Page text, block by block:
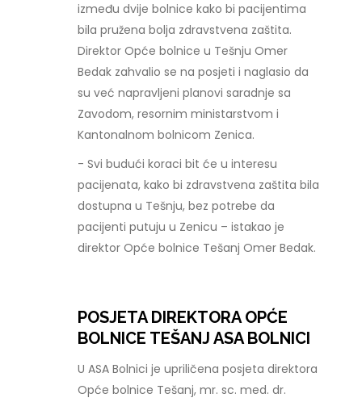
između dvije bolnice kako bi pacijentima
bila pružena bolja zdravstvena zaštita.
Direktor Opće bolnice u Tešnju Omer
Bedak zahvalio se na posjeti i naglasio da
su već napravljeni planovi saradnje sa
Zavodom, resornim ministarstvom i
Kantonalnom bolnicom Zenica.
- Svi budući koraci bit će u interesu
pacijenata, kako bi zdravstvena zaštita bila
dostupna u Tešnju, bez potrebe da
pacijenti putuju u Zenicu – istakao je
direktor Opće bolnice Tešanj Omer Bedak.
POSJETA DIREKTORA OPĆE
BOLNICE TEŠANJ ASA BOLNICI
U ASA Bolnici je upriličena posjeta direktora
Opće bolnice Tešanj, mr. sc. med. dr.